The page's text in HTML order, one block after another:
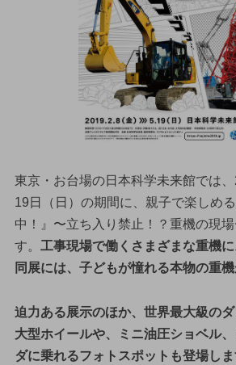
東京・お台場の日本科学未来館では
19日（日）の期間に、親子で楽しめ
中！』〜立ち入り禁止！？重機の現
す。 工事現場で働くさまざまな重機
同展には、子どもが憧れる本物の重機
迫力ある展示のほか、世界最大級の
大型ホイールや、ミニ油圧ショベル
ダに乗れるフォトスポットも登場し